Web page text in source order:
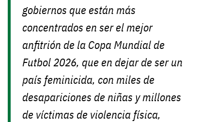
gobiernos que están más
concentrados en ser el mejor
anfitrión de la Copa Mundial de
Futbol 2026, que en dejar de ser un
país feminicida, con miles de
desapariciones de niñas y millones
de víctimas de violencia física,